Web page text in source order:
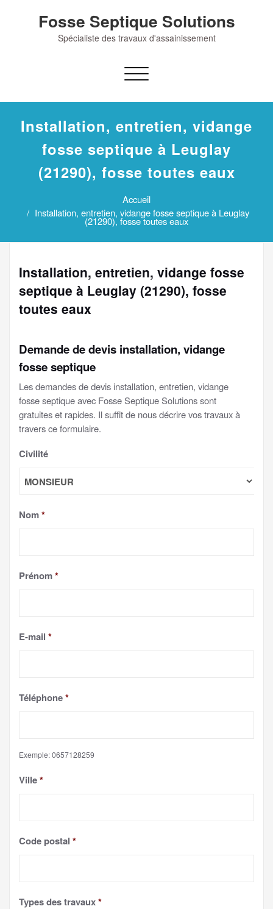
Fosse Septique Solutions
Spécialiste des travaux d'assainissement
Afficher/masquer
navigation
Installation, entretien, vidange
fosse septique à Leuglay
(21290), fosse toutes eaux
Accueil
Installation, entretien, vidange fosse septique à Leuglay
(21290), fosse toutes eaux
Installation, entretien, vidange fosse
septique à Leuglay (21290), fosse
toutes eaux
Demande de devis installation, vidange
fosse septique
Les demandes de devis installation, entretien, vidange
fosse septique avec Fosse Septique Solutions sont
gratuites et rapides. Il suffit de nous décrire vos travaux à
travers ce formulaire.
Civilité
Nom*
Prénom*
E-mail *
Téléphone*
Exemple: 0657128259
Ville*
Code postal *
Types des travaux*